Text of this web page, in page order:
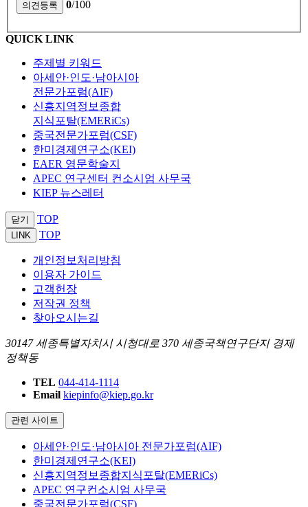
0/100
QUICK LINK
주제별 키워드
아세안·인도·남아시아
전문가포럼(AIF)
신흥지역정보종합
지식포탈(EMERiCs)
중국전문가포럼(CSF)
한미경제연구소(KEI)
EAER 영문학술지
APEC 연구센터 컨소시엄 사무국
KIEP 뉴스레터
닫기 TOP
LINK TOP
개인정보처리방침
이용자 가이드
고객헌장
저작권 정책
찾아오시는길
30147 세종특별자치시 시청대로 370 세종국책연구단지 경제
정책동
TEL 044-414-1114
Email kiepinfo@kiep.go.kr
관련 사이트
아세안·인도·남아시아 전문가포럼(AIF)
한미경제연구소(KEI)
신흥지역정보종합지식포탈(EMERiCs)
APEC 연구컨소시엄 사무국
중국전문가포럼(CSF)